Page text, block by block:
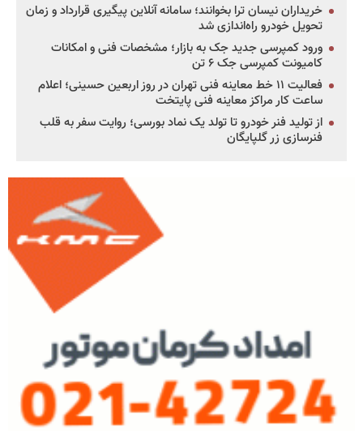
خریداران نیسان ترا بخوانند؛ سامانه آنلاین پیگیری قرارداد و زمان
تحویل خودرو راه‌اندازی شد
ورود کمپرسی جدید جک به بازار؛ مشخصات فنی و امکانات
کامیونت کمپرسی جک ۶ تن
فعالیت ۱۱ خط معاینه فنی تهران در روز اربعین حسینی؛ اعلام
ساعت کار مراکز معاینه فنی پایتخت
از تولید فنر خودرو تا تولد یک نماد بورسی؛ روایت سفر به قلب
فنرسازی زر گلپایگان